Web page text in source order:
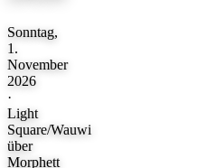
Sonntag,
1.
November
2026
·
Light
Square/Wauwi
über
Morphett